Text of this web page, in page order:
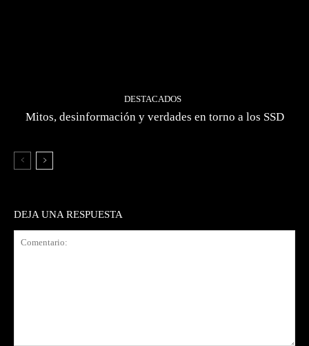
DESTACADOS
Mitos, desinformación y verdades en torno a los SSD
DEJA UNA RESPUESTA